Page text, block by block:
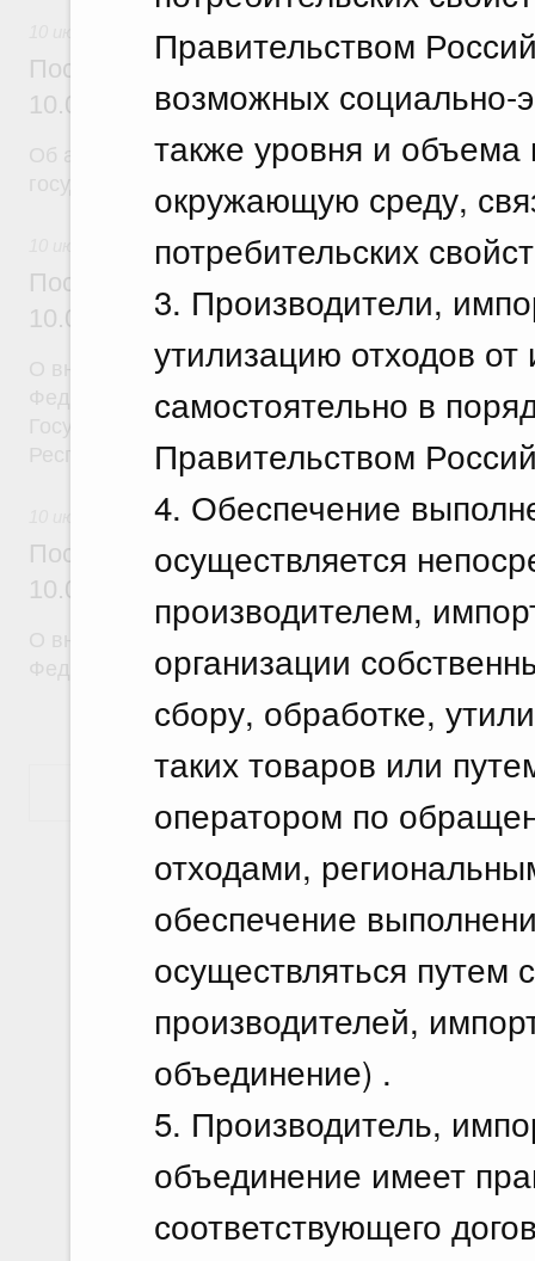
Правительством
возможных социально-
также уровня и объема
окружающую среду,
потребительских
3. Производители,
утилизацию отходов от
самостоятельно в
Правительством
4. Обеспечение
осуществляется
производителем,
организации
сбору, обработке,
таких товаров или
оператором по
отходами,
обеспечение
осуществляться путем
производителей,
объединение) .
5. Производитель,
объединение имеет
соответствующего
Постановление Правительства
10.07.2026 г. № 869
Об авансировании
Постановление Правительства
10.07.2026 г. № 873
О внесении на ратификацию Соглашения между
Федерацией и Республикой Абхазия о
Государственной программы социально-
Республики Абхазия на 2026 - 2030 годы
Постановление Правительства
10.07.2026 г. № 870
Федерации от 30 апреля 2009 г. № 372